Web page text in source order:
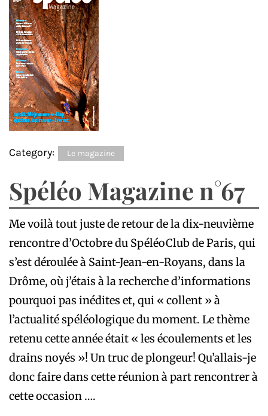
Category: Le magazine
Spéléo Magazine n°67
Me voilà tout juste de retour de la dix-neuvième
rencontre d’Octobre du SpéléoClub de Paris, qui
s’est déroulée à Saint-Jean-en-Royans, dans la
Drôme, où j’étais à la recherche d’informations
pourquoi pas inédites et, qui « collent » à
l’actualité spéléologique du moment. Le thème
retenu cette année était « les écoulements et les
drains noyés »! Un truc de plongeur! Qu’allais-je
donc faire dans cette réunion à part rencontrer à
cette occasion ….